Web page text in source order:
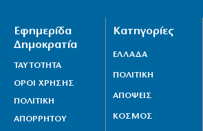
αιτήσεις για όλα τα ΑΦΜ
10|08|2026 | 9:15
Φωτιά τώρα στον Κουβαρά: Κοντά σε
φλόγες – Ήχησε το 112
Πάρος: Ερωτήματα για το 4χρονο που
Εφημερίδα
Δημοκρατία
ΤΑΥΤΟΤΗΤΑ
ΟΡΟΙ ΧΡΗΣΗΣ
ΠΟΛΙΤΙΚΗ
ΑΠΟΡΡΗΤΟΥ
Κατηγορίες
ΕΛΛΑΔΑ
ΠΟΛΙΤΙΚΗ
ΑΠΟΨΕΙΣ
ΚΟΣΜΟΣ